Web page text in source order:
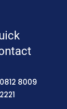
0812 8009
2221